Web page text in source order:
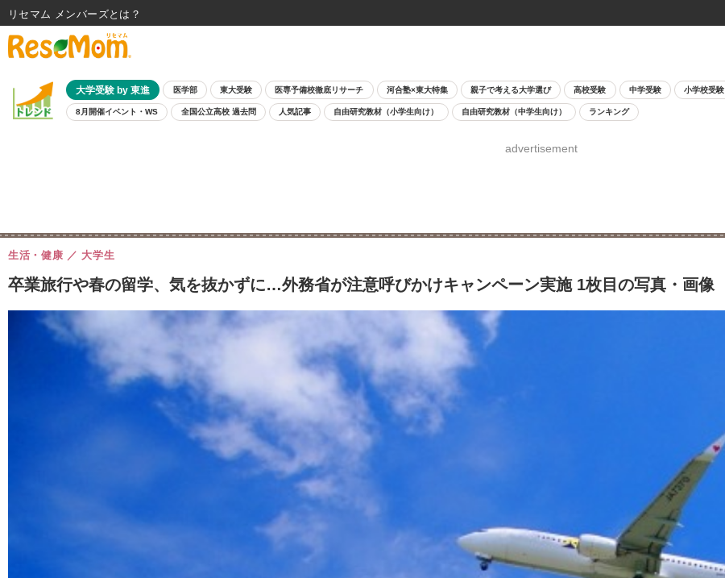
大学受験 by 東進 医学部 東大受験 医専予備校徹底リサーチ 河合塾×東大特集 親子で考える大学選び 高校受験 中学受験 小学校受験
8月開催イベント・WS 全国公立高校 過去問 人気記事 自由研究教材（小学生向け） 自由研究教材（中学生向け） ランキング
advertisement
卒業旅行や春の留学、気を抜かずに…外務省が注意呼びかけキャンペーン実施 1枚目の写真・画像
生活・健康 大学生
リセマム メンバーズ